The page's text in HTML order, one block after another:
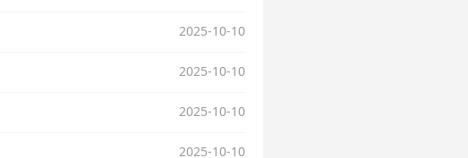
2025-10-10
2025-10-10
2025-10-10
2025-10-10